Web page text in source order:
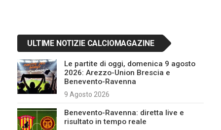
ULTIME NOTIZIE CALCIOMAGAZINE
Le partite di oggi, domenica 9 agosto
2026: Arezzo-Union Brescia e
Benevento-Ravenna
9 Agosto 2026
Benevento-Ravenna: diretta live e
risultato in tempo reale